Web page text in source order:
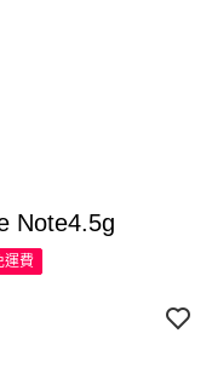
Note4.5g
運費